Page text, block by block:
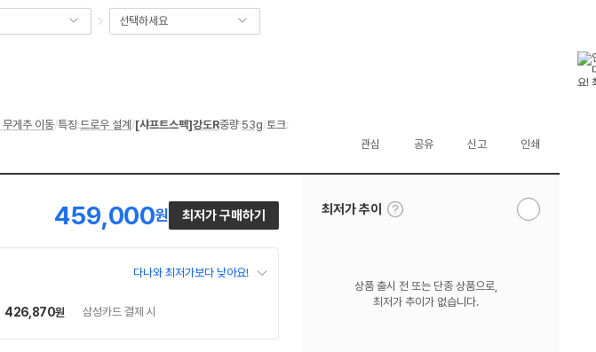
선택하세요
무게추 이동/특징:드로우 설계 /[샤프트스펙]강도R중량:53g/토크:
관심 공유 신고 인쇄
459,000원 최저가 구매하기
다나와 최저가보다 낮아요!
426,870원 삼성카드 결제 시
최저가 추이
툴
팁
알
상품 출시 전 또는 단종 상품으로,
최저가 추이가 없습니다.